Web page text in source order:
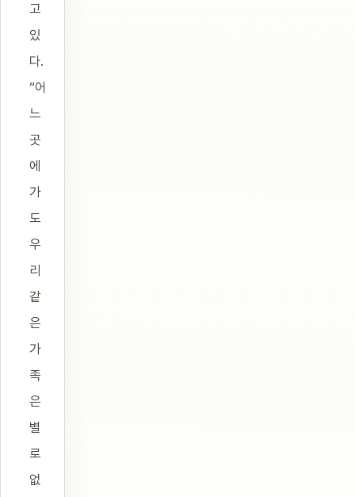
고
있
다.
“어
느
곳
에
가
도
우
리
같
은
가
족
은
별
로
없